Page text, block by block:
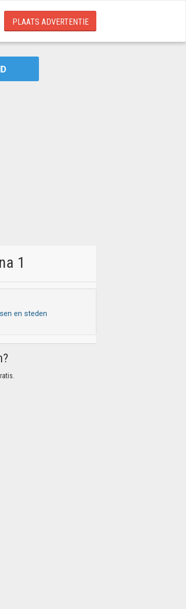
PLAATS ADVERTENTIE
1
en steden